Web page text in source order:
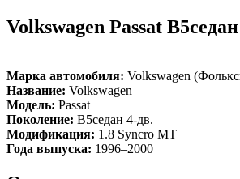
Volkswagen Passat
Марка автомобиля: Volkswagen
Название: Volkswagen
Модель: Passat
Поколение: B5седан 4-дв.
Модификация: 1.8 Syncro MT
Года выпуска: 1996–2000